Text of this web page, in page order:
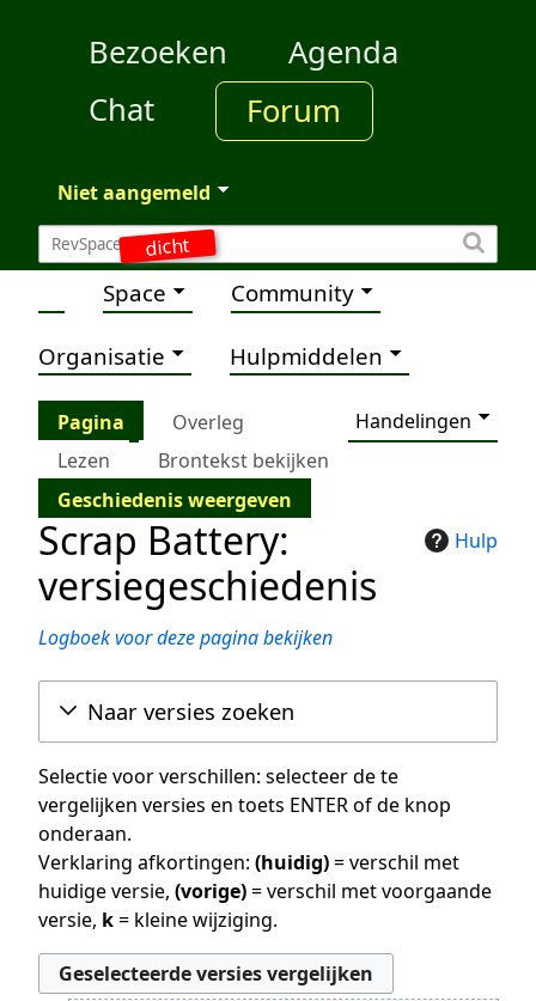
dicht
Bezoeken
Agenda
Chat
Forum
Niet aangemeld
Space Community
Organisatie Hulpmiddelen
Pagina Overleg
Handelingen
Lezen
Brontekst bekijken
Geschiedenis weergeven
Hulp
Scrap Battery:
versiegeschiedenis
Logboek voor deze pagina bekijken
Naar versies zoeken
Selectie voor verschillen: selecteer de te
vergelijken versies en toets ENTER of de knop
onderaan.
Verklaring afkortingen: (huidig)= verschil met
huidige versie, (vorige)= verschil met voorgaande
versie, k= kleine wijziging.